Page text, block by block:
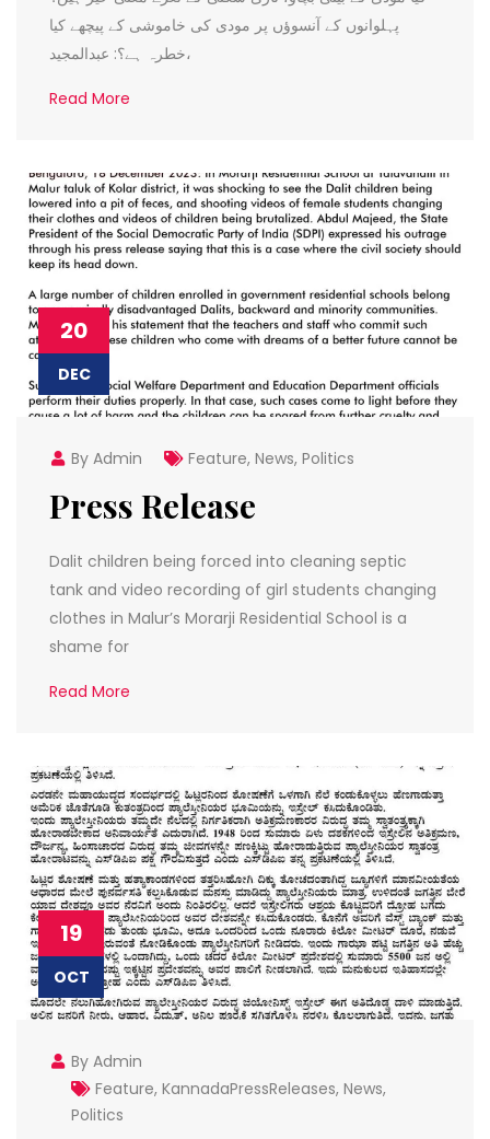
پہلوانوں کے آنسوؤں پر مودی کی خاموشی کے پیچھے کیا
خطرہ ہے؟: عبدالمجید،
Read More
20
DEC
By Admin Feature, News, Politics
Press Release
Dalit children being forced into cleaning septic
tank and video recording of girl students changing
clothes in Malur’s Morarji Residential School is a
shame for
Read More
19
OCT
By Admin
Feature, KannadaPressReleases, News,
Politics